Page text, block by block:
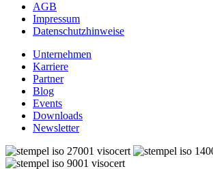
AGB
Impressum
Datenschutzhinweise
Unternehmen
Karriere
Partner
Blog
Events
Downloads
Newsletter